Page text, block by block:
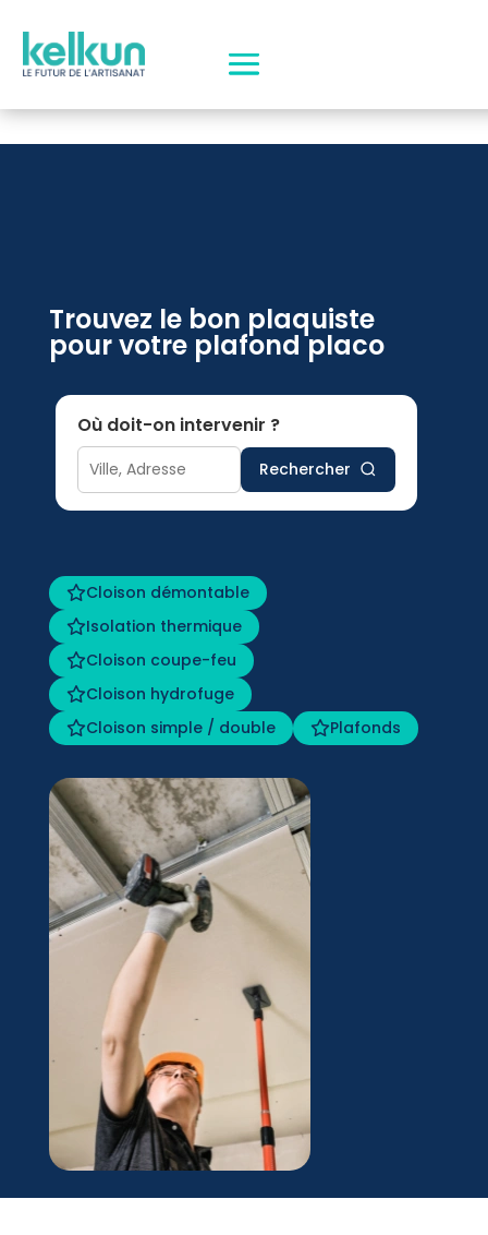
Trouvez le bon plaquiste
pour votre plafond placo
Où doit-on intervenir ?
Rechercher
Cloison démontable
Isolation thermique
Cloison coupe-feu
Cloison hydrofuge
Cloison simple / double
Plafonds